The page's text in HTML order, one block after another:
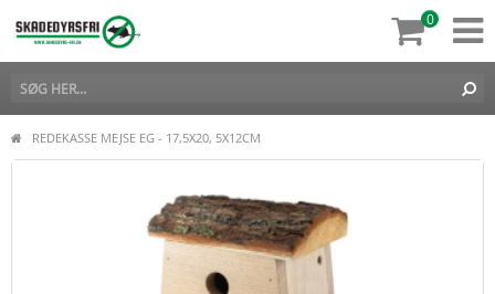
0
REDEKASSE MEJSE EG - 17,5X20, 5X12CM